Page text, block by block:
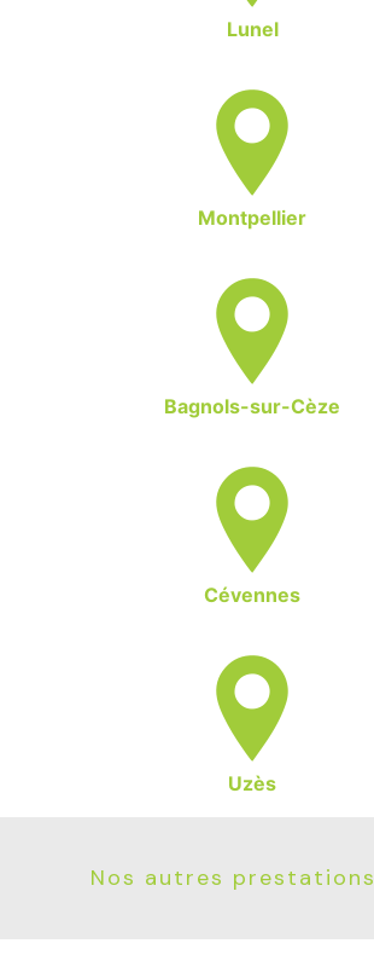
Lunel
Montpellier
Bagnols-sur-Cèze
Cévennes
Uzès
Nos autres prestations